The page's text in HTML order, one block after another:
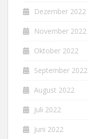
Dezember 2022
November 2022
Oktober 2022
September 2022
August 2022
Juli 2022
Juni 2022